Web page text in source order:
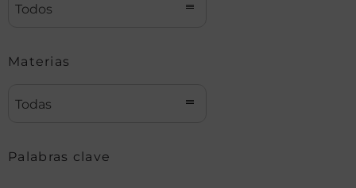
Todos
Materias
Todas
Palabras clave